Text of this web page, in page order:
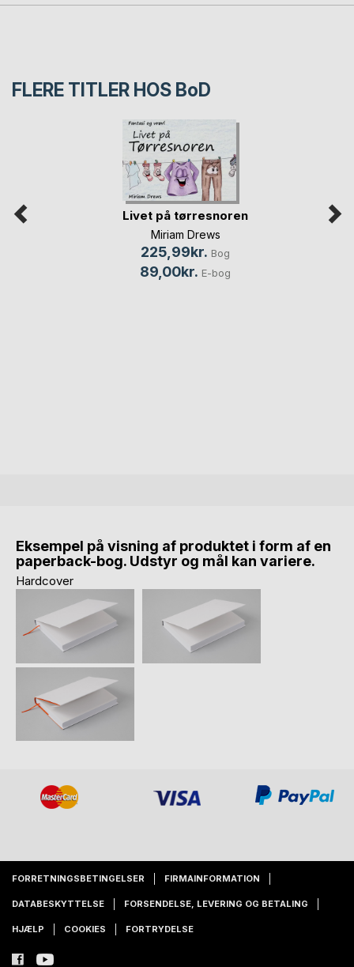
FLERE TITLER HOS BoD
Livet på tørresnoren
Miriam Drews
225,99kr. Bog
89,00kr. E-bog
Eksempel på visning af produktet i form af en
paperback-bog. Udstyr og mål kan variere.
Hardcover
FORRETNINGSBETINGELSER FIRMAINFORMATION
DATABESKYTTELSE FORSENDELSE, LEVERING OG BETALING
HJÆLP COOKIES FORTRYDELSE